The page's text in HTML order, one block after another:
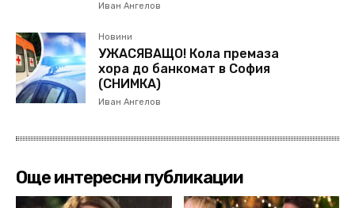
Иван Ангелов
Новини
УЖАСЯВАЩО! Кола премаза
хора до банкомат в София
(СНИМКА)
Иван Ангелов
Още интересни публикации